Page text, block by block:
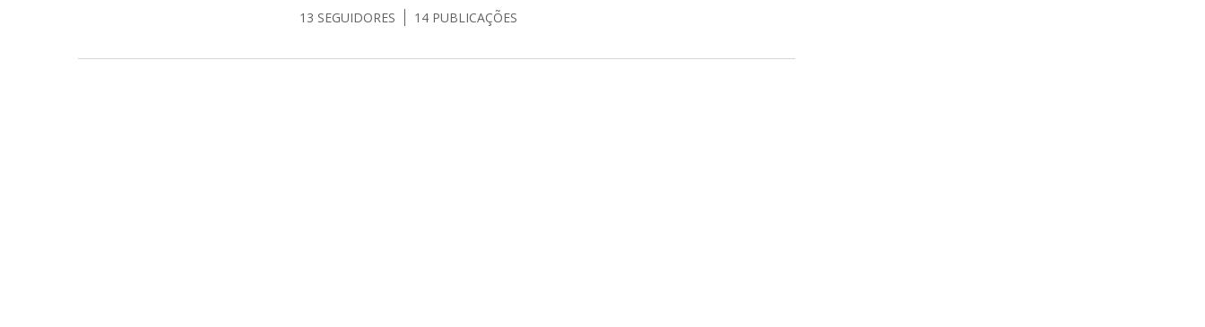
13 SEGUIDORES 14 PUBLICAÇÕES